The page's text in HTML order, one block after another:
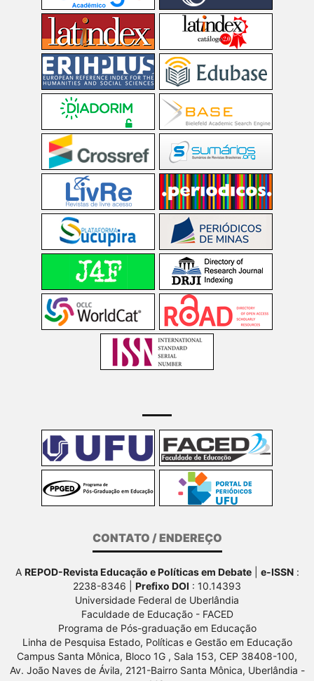
CONTATO / ENDEREÇO
A REPOD-Revista Educação e Políticas em Debate| e-ISSN:
2238-8346 | Prefixo DOI : 10.14393
Universidade Federal de Uberlândia
Faculdade de Educação - FACED
Programa de Pós-graduação em Educação
Linha de Pesquisa Estado, Políticas e Gestão em Educação
Campus Santa Mônica, Bloco 1G , Sala 153, CEP 38408-100,
Av. João Naves de Ávila, 2121-Bairro Santa Mônica, Uberlândia -